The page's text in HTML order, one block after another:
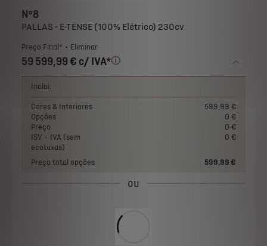
Nº8
PALLAS • E-TENSE (100% Elétrico) 230cv
Preço Final* Eliminar
59 599,99 € c/ IVA*
Inclui:
Cores & Interiores
599,99 €
Opções
0 €
Preço
0 €
ISV + IVA (sem
ecotaxas)
0 €
Preço total opções 599,99 €
ou